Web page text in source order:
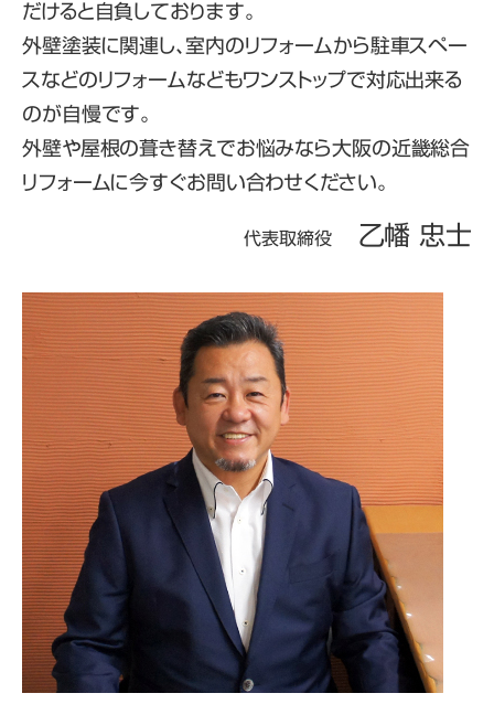
だけると自負しております。
外壁塗装に関連し、室内のリフォームから駐車スペー
スなどのリフォームなどもワンストップで対応出来る
のが自慢です。
外壁や屋根の葺き替えでお悩みなら大阪の近畿総合
リフォームに今すぐお問い合わせください。
代表取締役乙幡 忠士